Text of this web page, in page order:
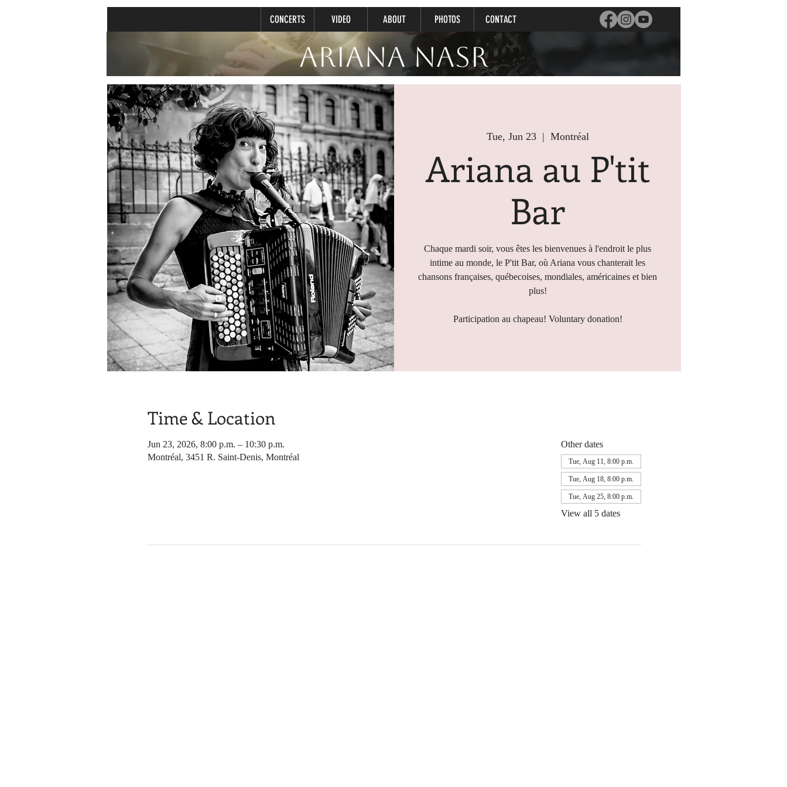
CONCERTS VIDEO ABOUT PHOTOS CONTACT
Ariana Nasr
Tue, Jun 23
  |
Montréal
Ariana au P'tit
Bar
Chaque mardi soir, vous êtes les bienvenues à l'endroit le plus
intime au monde, le P'tit Bar, où Ariana vous chanterait les
chansons françaises, québecoises, mondiales, américaines et bien
plus!
Participation au chapeau! Voluntary donation!
Time & Location
Jun 23, 2026, 8:00 p.m. – 10:30 p.m.
Montréal, 3451 R. Saint-Denis, Montréal
Other dates
Tue, Aug 11, 8:00 p.m.
Tue, Aug 18, 8:00 p.m.
Tue, Aug 25, 8:00 p.m.
View all 5 dates